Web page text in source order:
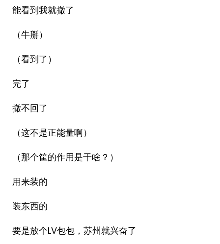
能看到我就撤了
（牛掰）
（看到了）
完了
撤不回了
（这不是正能量啊）
（那个筐的作用是干啥？）
用来装的
装东西的
要是放个LV包包，苏州就兴奋了